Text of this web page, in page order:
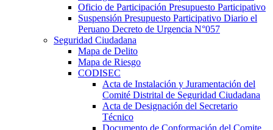
Oficio de Participación Presupuesto Participativo
Suspensión Presupuesto Participativo Diario el
Peruano Decreto de Urgencia N°057
Seguridad Ciudadana
Mapa de Delito
Mapa de Riesgo
CODISEC
Acta de Instalación y Juramentación del
Comité Distrital de Seguridad Ciudadana
Acta de Designación del Secretario
Técnico
Documento de Conformación del Comite